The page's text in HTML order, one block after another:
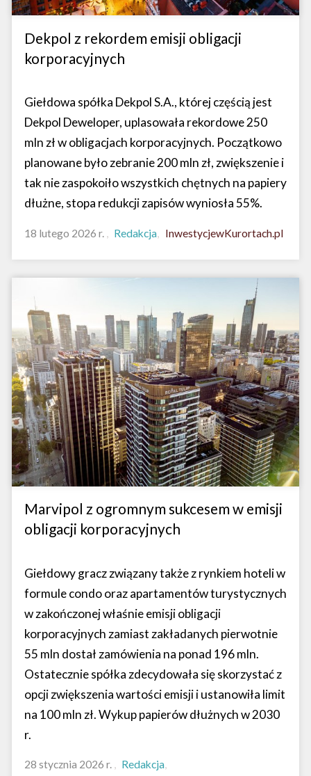
Dekpol z rekordem emisji obligacji
korporacyjnych
Giełdowa spółka Dekpol S.A., której częścią jest
Dekpol Deweloper, uplasowała rekordowe 250
mln zł w obligacjach korporacyjnych. Początkowo
planowane było zebranie 200 mln zł, zwiększenie i
tak nie zaspokoiło wszystkich chętnych na papiery
dłużne, stopa redukcji zapisów wyniosła 55%.
18 lutego 2026 r. Redakcja InwestycjewKurortach.pl
Marvipol z ogromnym sukcesem w emisji
obligacji korporacyjnych
Giełdowy gracz związany także z rynkiem hoteli w
formule condo oraz apartamentów turystycznych
w zakończonej właśnie emisji obligacji
korporacyjnych zamiast zakładanych pierwotnie
55 mln dostał zamówienia na ponad 196 mln.
Ostatecznie spółka zdecydowała się skorzystać z
opcji zwiększenia wartości emisji i ustanowiła limit
na 100 mln zł. Wykup papierów dłużnych w 2030
r.
28 stycznia 2026 r.
Redakcja